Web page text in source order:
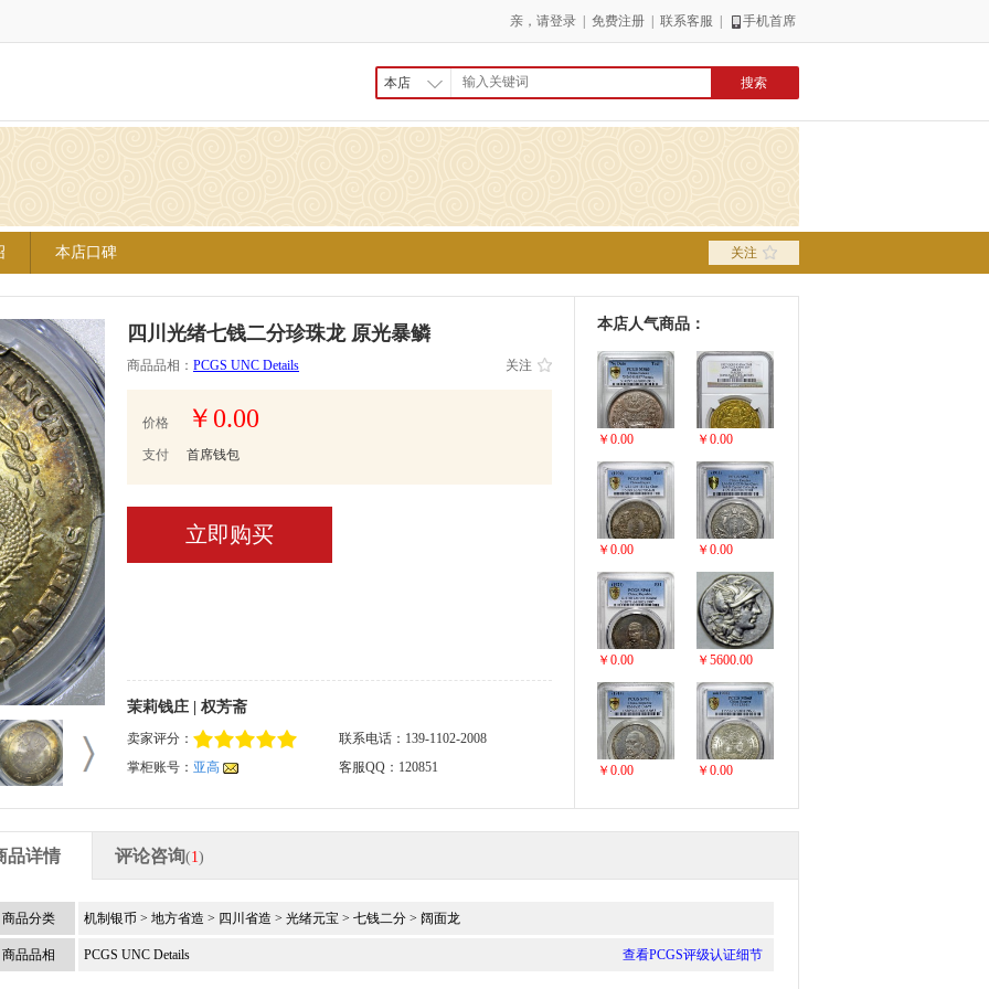
亲，请登录 免费注册 联系客服 手机首席
本店
本店口碑 关注
四川光绪七钱二分珍珠龙 原光暴鳞
商品品相： PCGS UNC Details 关注
价格 ￥0.00
支付 首席钱包
立即购买
茉莉钱庄 | 权芳斋
卖家评分：
联系电话：139-1102-2008
掌柜账号： 亚高 客服QQ：120851
本店人气商品：
￥0.00 ￥0.00
￥0.00 ￥0.00
￥0.00 ￥5600.00
￥0.00 ￥0.00
品详情 评论咨询(1)
商品分类 机制银币 > 地方省造 > 四川省造 > 光绪元宝 > 七钱二分 > 阔面龙
商品品相 PCGS UNC Details 查看PCGS评级认证细节